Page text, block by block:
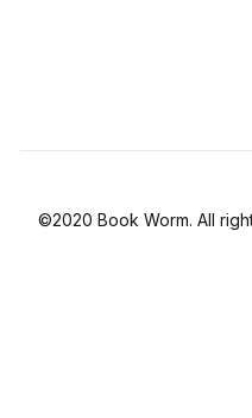
©2020 Book Worm. All